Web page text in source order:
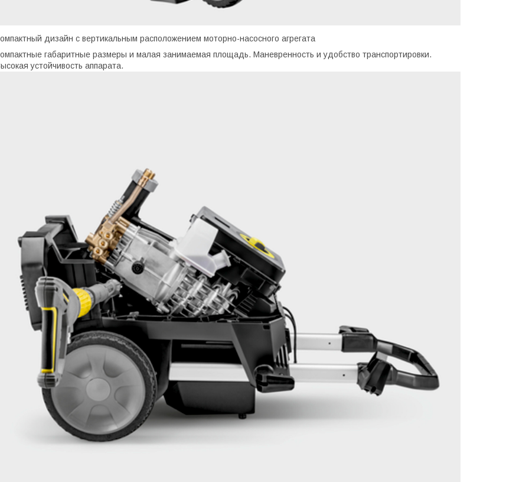
дизайн с вертикальным расположением моторно-насосного агрегата
габаритные размеры и малая занимаемая площадь. Маневренность и удобство транспортировки.
устойчивость аппарата.